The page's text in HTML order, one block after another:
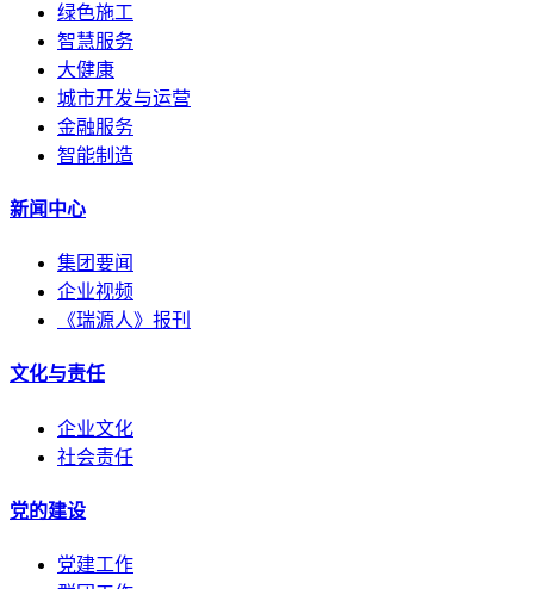
绿色施工
智慧服务
大健康
城市开发与运营
金融服务
智能制造
新闻中心
集团要闻
企业视频
《瑞源人》报刊
文化与责任
企业文化
社会责任
党的建设
党建工作